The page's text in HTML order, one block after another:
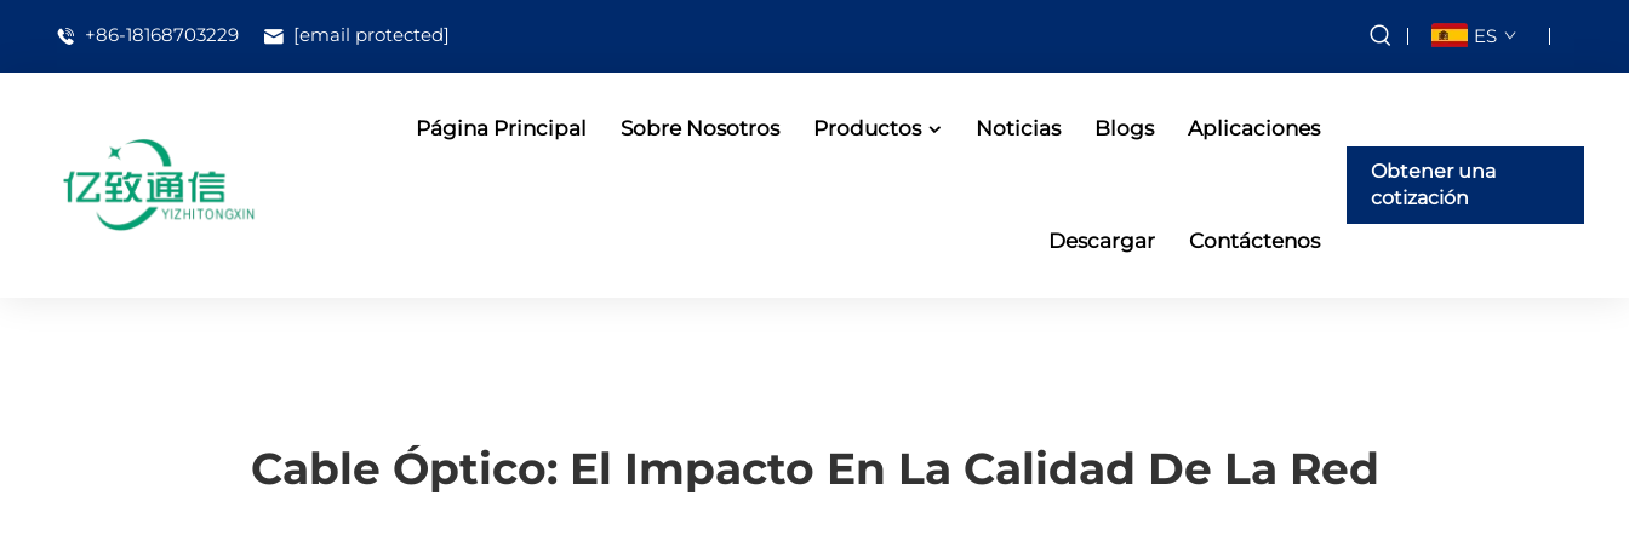
+86-18168703229 [email protected] ES
Página Principal Sobre Nosotros Productos Noticias Blogs Aplicaciones
Descargar Contáctenos
Obtener una
cotización
Cable Óptico: El Impacto En La Calidad De La Red